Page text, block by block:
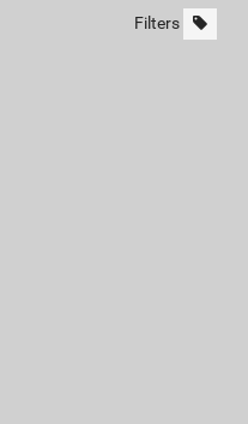
Filters